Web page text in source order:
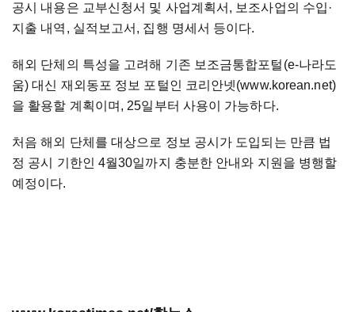
공시 내용은 교부신청서 및 사업계획서, 보조사업의 수입·
지출 내역, 실적보고서, 집행 명세서 등이다.
해외 단체의 특성을 고려해 기존 보조금통합포털(e-나라도
움) 대신 재외동포 정보 포털인 코리안넷(www.korean.net)
을 활용할 계획이며, 25일부터 사용이 가능하다.
처음 해외 단체를 대상으로 정보 공시가 도입되는 만큼 법
정 공시 기한인 4월30일까지 충분한 안내와 지원을 병행할
예정이다.